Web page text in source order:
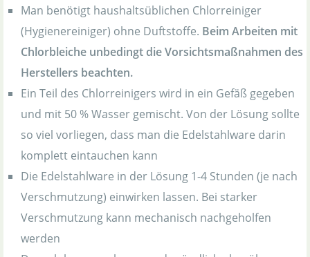
Man benötigt haushaltsüblichen Chlorreiniger
(Hygienereiniger) ohne Duftstoffe. Beim Arbeiten mit
Chlorbleiche unbedingt die Vorsichtsmaßnahmen des
Herstellers beachten.
Ein Teil des Chlorreinigers wird in ein Gefäß gegeben
und mit 50 % Wasser gemischt. Von der Lösung sollte
so viel vorliegen, dass man die Edelstahlware darin
komplett eintauchen kann
Die Edelstahlware in der Lösung 1-4 Stunden (je nach
Verschmutzung) einwirken lassen. Bei starker
Verschmutzung kann mechanisch nachgeholfen
werden